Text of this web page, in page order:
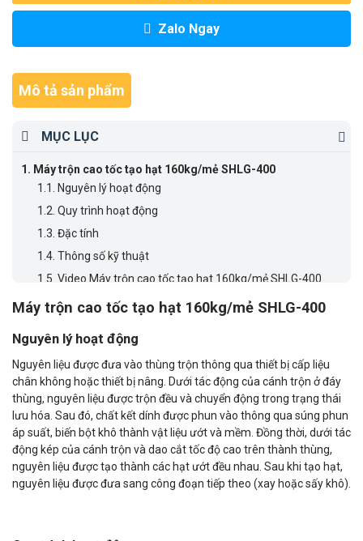
Zalo Ngay
Mô tả sản phẩm
MỤC LỤC
1. Máy trộn cao tốc tạo hạt 160kg/mẻ SHLG-400
1.1.
Nguyên lý hoạt động
1.2. Quy trình hoạt động
1.3. Đặc tính
1.4. Thông số kỹ thuật
1.5. Video Máy trộn cao tốc tạo hạt 160kg/mẻ SHLG-400
1.6.
Máy trộn cao tốc tạo hạt 160kg/mẻ SHLG-400
Nguyên lý hoạt động
Nguyên liệu được đưa vào thùng trộn thông qua thiết bị cấp liệu
chân không hoặc thiết bị nâng. Dưới tác động của cánh trộn ở đáy
thùng, nguyên liệu được trộn đều và chuyển động trong trạng thái
lưu hóa. Sau đó, chất kết dính được phun vào thông qua súng phun
áp suất, biến bột khô thành vật liệu ướt và mềm. Đồng thời, dưới tác
động kép của cánh trộn và dao cắt tốc độ cao trên thành thùng,
nguyên liệu được tạo thành các hạt ướt đều nhau. Sau khi tạo hạt,
nguyên liệu được đưa sang công đoạn tiếp theo (xay hoặc sấy khô).